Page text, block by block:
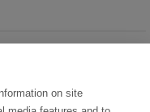
on site